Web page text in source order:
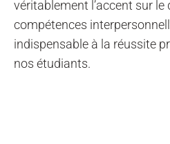
véritablement l’accent sur
compétences
indispensable à la réussite
nos étudiants.